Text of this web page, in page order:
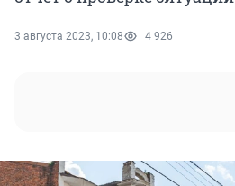
3 августа 2023, 10:08 4 926